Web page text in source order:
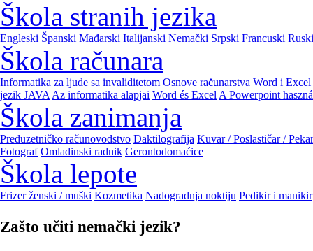
Škola stranih jezika
Engleski Španski Mađarski Italijanski Nemački Srpski Francuski Ruski
Škola računara
Informatika za ljude sa invaliditetom Osnove računarstva Word i Excel
jezik JAVA Az informatika alapjai Word és Excel A Powerpoint
Škola zanimanja
Preduzetničko računovodstvo Daktilografija Kuvar / Poslastičar / Pekar
Fotograf Omladinski radnik Gerontodomaćice
Škola lepote
Frizer ženski / muški Kozmetika Nadogradnja noktiju Pedikir i manikir
Zašto učiti nemački jezik?